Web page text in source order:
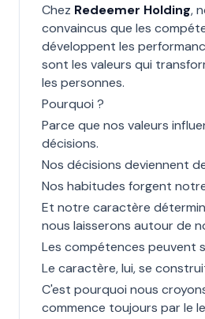
Chez Redeemer Holding,
convaincus que les
développent les
sont les valeurs qui
les personnes.
Pourquoi ?
Parce que nos valeurs
décisions.
Nos décisions deviennent
Nos habitudes forgent
Et notre caractère
nous laisserons autour de
Les compétences peuvent
Le caractère, lui, se
C'est pourquoi nous
commence toujours par le